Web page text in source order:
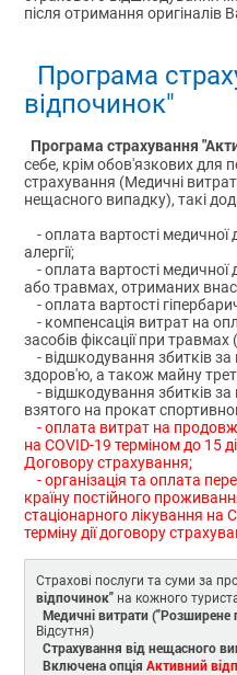
після отримання оригіналів
Програма
відпочинок"
Програма страхування
себе, крім обов'язкових для
страхування (Медичні
нещасного випадку), такі
- оплата вартості медичної
алергії;
- оплата вартості
або травмах, отриманих
- оплата вартості
- компенсація витрат на
засобів фіксації при
- відшкодування збитків
здоров'ю, а також майну
- відшкодування збитків
взятого на прокат
- оплата витрат на
на COVID-19 терміном до 15
Договору страхування;
- організація та оплата
країну постійного
стаціонарного лікування на
терміну дії договору
Страхові послуги та суми за
відпочинок" на кожного
Медичні витрати ("Розширене
Відсутня)
Страхування від нещасного
Включена опціяАктивний